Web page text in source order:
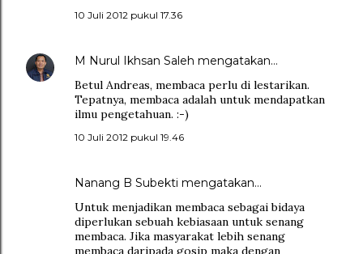
10 Juli 2012 pukul 17.36
M Nurul Ikhsan Saleh mengatakan…
Betul Andreas, membaca perlu di lestarikan.
Tepatnya, membaca adalah untuk mendapatkan
ilmu pengetahuan. :-)
10 Juli 2012 pukul 19.46
Nanang B Subekti mengatakan…
Untuk menjadikan membaca sebagai bidaya
diperlukan sebuah kebiasaan untuk senang
membaca. Jika masyarakat lebih senang
membaca daripada gosip maka dengan